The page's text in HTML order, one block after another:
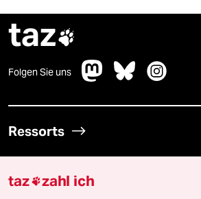
taz
Folgen Sie uns
Ressorts
Politik
taz zahl ich